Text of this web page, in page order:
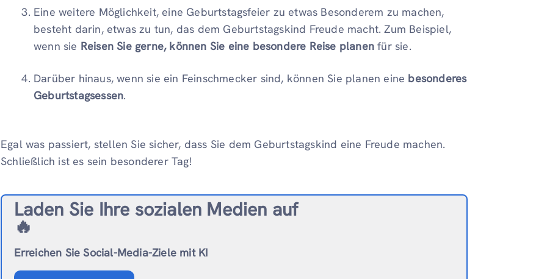
Eine weitere Möglichkeit, eine Geburtstagsfeier zu etwas Besonderem zu machen,
besteht darin, etwas zu tun, das dem Geburtstagskind Freude macht. Zum Beispiel,
wenn sie Reisen Sie gerne, können Sie eine besondere Reise planen für sie.
Darüber hinaus, wenn sie ein Feinschmecker sind, können Sie planen eine besonderes
Geburtstagsessen.
Egal was passiert, stellen Sie sicher, dass Sie dem Geburtstagskind eine Freude machen.
Schließlich ist es sein besonderer Tag!
Laden Sie Ihre sozialen Medien auf
🔥
Erreichen Sie Social-Media-Ziele mit KI